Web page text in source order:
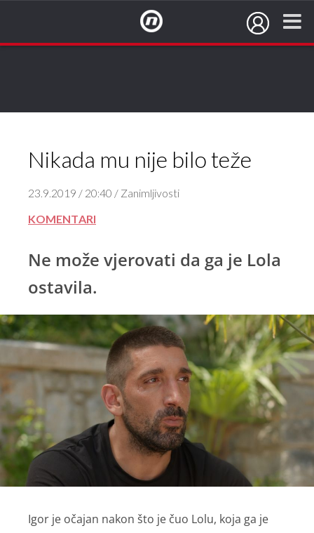
Nikada mu nije bilo teže
23.9.2019 / 20:40 / Zanimljivosti
KOMENTARI
Ne može vjerovati da ga je Lola
ostavila.
Igor je očajan nakon što je čuo Lolu, koja ga je